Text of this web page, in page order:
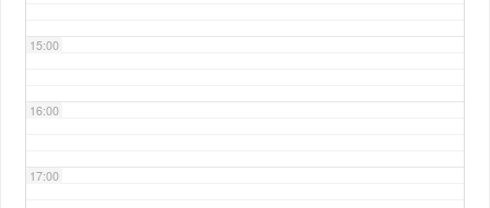
15:00
16:00
17:00